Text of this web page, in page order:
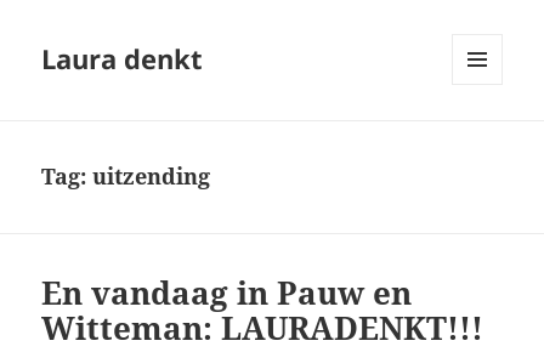
Laura denkt
Tag:uitzending
En vandaag in Pauw en
Witteman: LAURADENKT!!!